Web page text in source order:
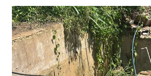
estimulado, em que os candidatos são
entrevistado, Mitidieri mantém a
seguido por Valmir de Francisquinho,
Marques aparece com 17,6%, enquanto
O índice de eleitores indecisos, que não